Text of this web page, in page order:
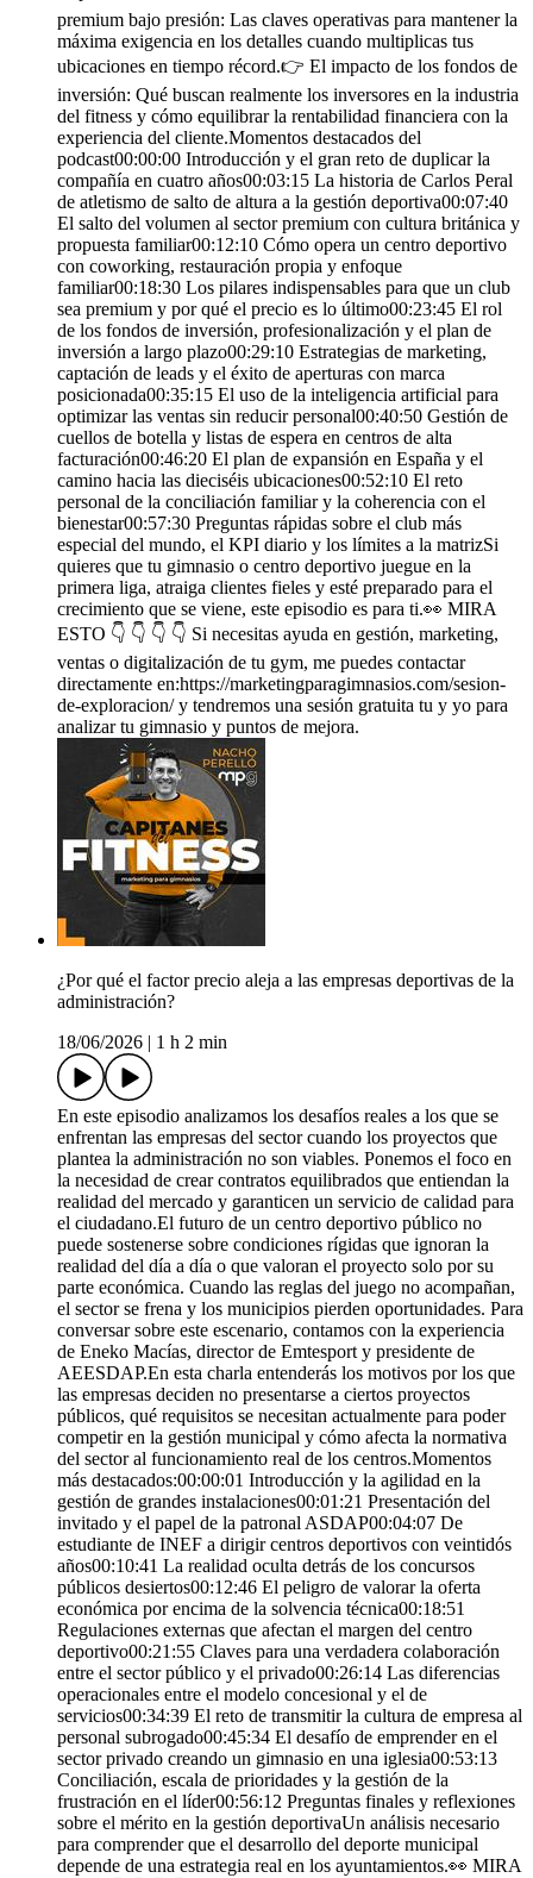
premium bajo presión: Las claves operativas para mantener la
máxima exigencia en los detalles cuando multiplicas tus
ubicaciones en tiempo récord.👉 El impacto de los fondos de
inversión: Qué buscan realmente los inversores en la industria
del fitness y cómo equilibrar la rentabilidad financiera con la
experiencia del cliente.Momentos destacados del
podcast00:00:00 Introducción y el gran reto de duplicar la
compañía en cuatro años00:03:15 La historia de Carlos Peral
de atletismo de salto de altura a la gestión deportiva00:07:40
El salto del volumen al sector premium con cultura británica y
propuesta familiar00:12:10 Cómo opera un centro deportivo
con coworking, restauración propia y enfoque
familiar00:18:30 Los pilares indispensables para que un club
sea premium y por qué el precio es lo último00:23:45 El rol
de los fondos de inversión, profesionalización y el plan de
inversión a largo plazo00:29:10 Estrategias de marketing,
captación de leads y el éxito de aperturas con marca
posicionada00:35:15 El uso de la inteligencia artificial para
optimizar las ventas sin reducir personal00:40:50 Gestión de
cuellos de botella y listas de espera en centros de alta
facturación00:46:20 El plan de expansión en España y el
camino hacia las dieciséis ubicaciones00:52:10 El reto
personal de la conciliación familiar y la coherencia con el
bienestar00:57:30 Preguntas rápidas sobre el club más
especial del mundo, el KPI diario y los límites a la matrizSi
quieres que tu gimnasio o centro deportivo juegue en la
primera liga, atraiga clientes fieles y esté preparado para el
crecimiento que se viene, este episodio es para ti.👀 MIRA
ESTO 👇 👇 👇 👇 Si necesitas ayuda en gestión, marketing,
ventas o digitalización de tu gym, me puedes contactar
directamente en:https://marketingparagimnasios.com/sesion-
de-exploracion/ y tendremos una sesión gratuita tu y yo para
analizar tu gimnasio y puntos de mejora.
¿Por qué el factor precio aleja a las empresas deportivas de la
administración?
18/06/2026
1 h 2 min
En este episodio analizamos los desafíos reales a los que se
enfrentan las empresas del sector cuando los proyectos que
plantea la administración no son viables. Ponemos el foco en
la necesidad de crear contratos equilibrados que entiendan la
realidad del mercado y garanticen un servicio de calidad para
el ciudadano.El futuro de un centro deportivo público no
puede sostenerse sobre condiciones rígidas que ignoran la
realidad del día a día o que valoran el proyecto solo por su
parte económica. Cuando las reglas del juego no acompañan,
el sector se frena y los municipios pierden oportunidades. Para
conversar sobre este escenario, contamos con la experiencia
de Eneko Macías, director de Emtesport y presidente de
AEESDAP.En esta charla entenderás los motivos por los que
las empresas deciden no presentarse a ciertos proyectos
públicos, qué requisitos se necesitan actualmente para poder
competir en la gestión municipal y cómo afecta la normativa
del sector al funcionamiento real de los centros.Momentos
más destacados:00:00:01 Introducción y la agilidad en la
gestión de grandes instalaciones00:01:21 Presentación del
invitado y el papel de la patronal ASDAP00:04:07 De
estudiante de INEF a dirigir centros deportivos con veintidós
años00:10:41 La realidad oculta detrás de los concursos
públicos desiertos00:12:46 El peligro de valorar la oferta
económica por encima de la solvencia técnica00:18:51
Regulaciones externas que afectan el margen del centro
deportivo00:21:55 Claves para una verdadera colaboración
entre el sector público y el privado00:26:14 Las diferencias
operacionales entre el modelo concesional y el de
servicios00:34:39 El reto de transmitir la cultura de empresa al
personal subrogado00:45:34 El desafío de emprender en el
sector privado creando un gimnasio en una iglesia00:53:13
Conciliación, escala de prioridades y la gestión de la
frustración en el líder00:56:12 Preguntas finales y reflexiones
sobre el mérito en la gestión deportivaUn análisis necesario
para comprender que el desarrollo del deporte municipal
depende de una estrategia real en los ayuntamientos.👀 MIRA